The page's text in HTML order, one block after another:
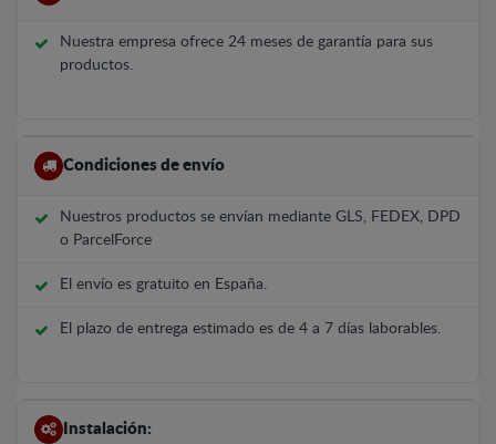
Nuestra empresa ofrece 24 meses de garantía para sus
productos.
Condiciones de envío
Nuestros productos se envían mediante GLS, FEDEX, DPD
o ParcelForce
El envío es gratuito en España.
El plazo de entrega estimado es de 4 a 7 días laborables.
Instalación: